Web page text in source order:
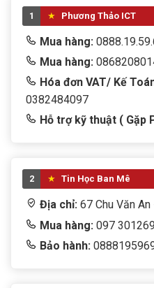
1 Phương Thảo ICT
Mua hàng:
Mua hàng:
Hóa đơn VAT/ Kế
0382484097
Hỗ trợ kỹ thuật ( Gặp
2 Tin Học Ban Mê
Địa chỉ: 67 Chu Văn
Mua hàng: 097
Bảo hành: